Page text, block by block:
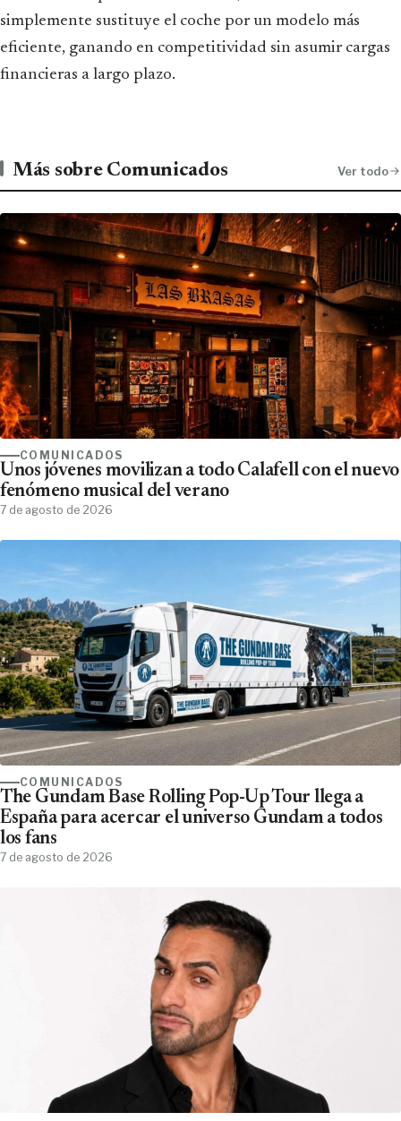
simplemente sustituye el coche por un modelo más
eficiente, ganando en competitividad sin asumir cargas
financieras a largo plazo.
Más sobre Comunicados Ver todo
COMUNICADOS
Unos jóvenes movilizan a todo Calafell con el nuevo
fenómeno musical del verano
7 de agosto de 2026
COMUNICADOS
The Gundam Base Rolling Pop-Up Tour llega a
España para acercar el universo Gundam a todos
los fans
7 de agosto de 2026